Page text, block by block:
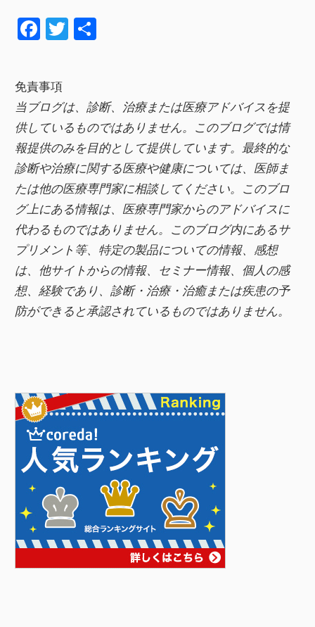
F
e
b
o
o
k
T
er
免責事項
当ブログは、診断、治療または医療アドバイスを提
供しているものではありません。このブログでは情
報提供のみを目的として提供しています。最終的な
診断や治療に関する医療や健康については、医師ま
たは他の医療専門家に相談してください。このブロ
グ上にある情報は、医療専門家からのアドバイスに
代わるものではありません。このブログ内にあるサ
プリメント等、特定の製品についての情報、感想
は、他サイトからの情報、セミナー情報、 個人の感
想、経験であり、診断・治療・治癒または疾患の予
防ができると承認されているものではありません。